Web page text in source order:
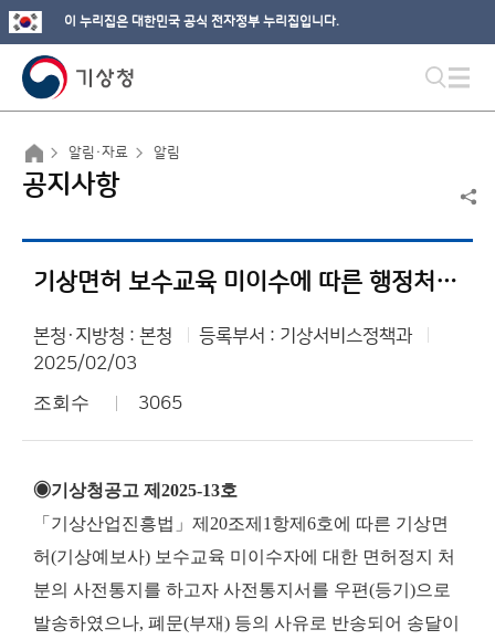
이 누리집은 대한민국 공식 전자정부 누리집입니다.
알림·자료 알림
공지사항
기상면허 보수교육 미이수에 따른 행정처분 사전통지(의견제출통지)
본청·지방청 : 본청
등록부서 : 기상서비스정책과
2025/02/03
조회수 3065
◉기상청공고 제2025-13호
「기상산업진흥법」제20조제1항제6호에 따른 기상면
허(기상예보사) 보수교육 미이수자에 대한 면허정지 처
분의 사전통지를 하고자 사전통지서를 우편(등기)으로
발송하였으나, 폐문(부재) 등의 사유로 반송되어 송달이